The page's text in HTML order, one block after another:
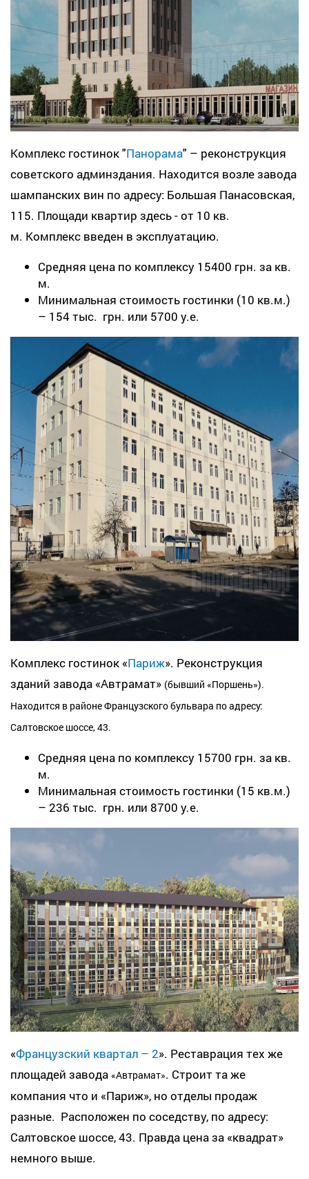
Комплекс гостинок "Панорама" – реконструкция
советского админздания. Находится возле завода
шампанских вин по адресу: Большая Панасовская,
115. Площади квартир здесь - от 10 кв.
м. Комплекс введен в эксплуатацию.
Средняя цена по комплексу 15400 грн. за кв.
м.
Минимальная стоимость гостинки (10 кв.м.)
– 154 тыс. грн. или 5700 у.е.
Комплекс гостинок «Париж». Реконструкция
зданий завода «Автрамат» (бывший «Поршень»).
Находится в районе Французского бульвара по адресу:
Салтовское шоссе, 43.
Средняя цена по комплексу 15700 грн. за кв.
м.
Минимальная стоимость гостинки (15 кв.м.)
– 236 тыс. грн. или 8700 у.е.
«Французский квартал – 2». Реставрация тех же
площадей завода «Автрамат». Строит та же
компания что и «Париж», но отделы продаж
разные. Расположен по соседству, по адресу:
Салтовское шоссе, 43. Правда цена за «квадрат»
немного выше.